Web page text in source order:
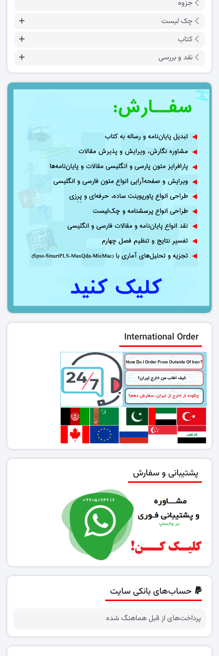
جزوه
چک لیست
کتاب
نقد و بررسی
International Order
پشتیبانی و سفارش
حساب‌های بانکی سایت
پرداخت‌های از قبل هماهنگ شده